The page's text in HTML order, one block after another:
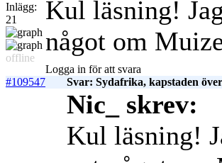
Inlägg:
21
offline
Kul läsning!
något om
Logga in för att svara
#109547
Svar: Sydafrika, kapstaden
Nic_ skrev:
Kul läsning!